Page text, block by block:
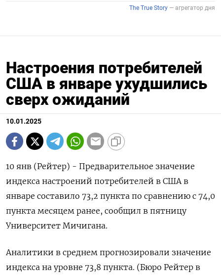
Настроения потребителей
США в январе ухудшились
сверх ожиданий
10.01.2025
10 янв (Рейтер) - Предварительное значение
индекса настроений потребителей в США в
январе составило 73,2 пункта по сравнению с 74,0
пункта месяцем ранее, сообщил в пятницу
Университет Мичигана.
Аналитики в среднем прогнозировали значение
индекса на уровне 73,8 пункта. (Бюро Рейтер в